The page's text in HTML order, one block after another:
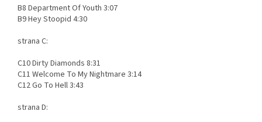
B8 Department Of Youth 3:07
B9 Hey Stoopid 4:30
strana C:
C10 Dirty Diamonds 8:31
C11 Welcome To My Nightmare 3:14
C12 Go To Hell 3:43
strana D: